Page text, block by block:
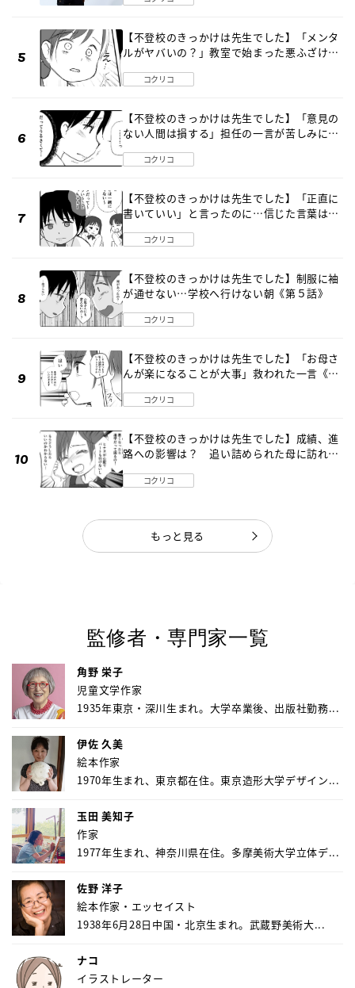
【不登校のきっかけは先生でした】「メンタ
ルがヤバいの？」教室で始まった悪ふざけ
コクリコ
【不登校のきっかけは先生でした】「意見の
ない人間は損する」担任の一言が苦しみに…
コクリコ
【不登校のきっかけは先生でした】「正直に
書いていい」と言ったのに…信じた言葉は噓
コクリコ
【不登校のきっかけは先生でした】制服に袖
が通せない…学校へ行けない朝《第５話》
コクリコ
【不登校のきっかけは先生でした】「お母さ
んが楽になることが大事」救われた一言《第
コクリコ
【不登校のきっかけは先生でした】成績、進
路への影響は？ 追い詰められた母に訪れた
コクリコ
もっと見る
監修者・専門家一覧
角野 栄子
児童文学作家
1935年東京・深川生まれ。大学卒業後、出版社勤務...
伊佐 久美
絵本作家
1970年生まれ、東京都在住。東京造形大学デザイン...
玉田 美知子
作家
1977年生まれ、神奈川県在住。多摩美術大学立体デ...
佐野 洋子
絵本作家・エッセイスト
1938年6月28日中国・北京生まれ。武蔵野美術大...
ナコ
イラストレーター